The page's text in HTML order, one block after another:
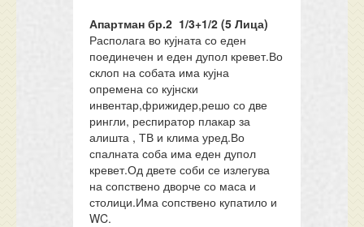
Апартман бр.2 1/3+1/2 (5 Лица)
Располага во кујната со еден
поединечен и еден дупол кревет.Во
склоп на собата има кујна
опремена со кујнски
инвентар,фрижидер,решо со две
рингли, респиратор плакар за
алишта , ТВ и клима уред.Во
спалната соба има еден дупол
кревет.Од двете соби се излегува
на сопствено дворче со маса и
столици.Има сопствено купатило и
WC.